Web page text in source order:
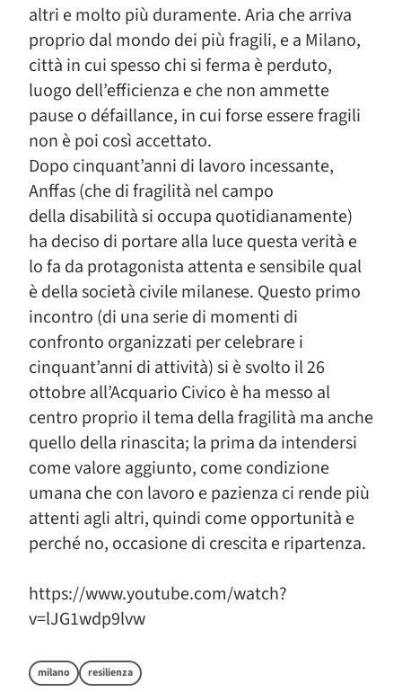
altri e molto più duramente. Aria che arriva
proprio dal mondo dei più fragili, e a Milano,
città in cui spesso chi si ferma è perduto,
luogo dell’efficienza e che non ammette
pause o défaillance, in cui forse essere fragili
non è poi così accettato.
Dopo cinquant’anni di lavoro incessante,
Anffas (che di fragilità nel campo
della disabilità si occupa quotidianamente)
ha deciso di portare alla luce questa verità e
lo fa da protagonista attenta e sensibile qual
è della società civile milanese. Questo primo
incontro (di una serie di momenti di
confronto organizzati per celebrare i
cinquant’anni di attività) si è svolto il 26
ottobre all’Acquario Civico è ha messo al
centro proprio il tema della fragilità ma anche
quello della rinascita; la prima da intendersi
come valore aggiunto, come condizione
umana che con lavoro e pazienza ci rende più
attenti agli altri, quindi come opportunità e
perché no, occasione di crescita e ripartenza.
https://www.youtube.com/watch?
v=lJG1wdp9lvw
milano resilienza